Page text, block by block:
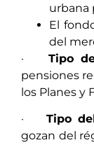
urbana
El
del
· Tipo
pensiones
los Planes y
· Tipo
gozan del